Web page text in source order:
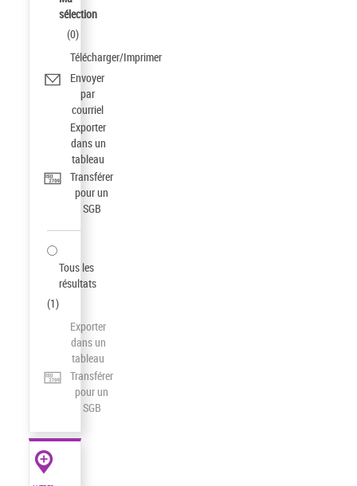
sélection
(0)
Télécharger/Imprimer
Envoyer
par
courriel
Exporter
dans un
tableau
Transférer
pour un
SGB
Tous les
résultats
(1)
Exporter
dans un
tableau
Transférer
pour un
SGB